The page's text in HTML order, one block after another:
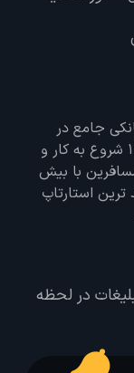
جامع در
تمامی زمینه های گردشگری در سال 1391 شروع به کار و
به مسافرین با بیش
ترین استارتاپ
در لحظه